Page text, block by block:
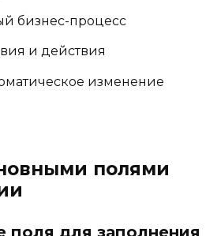
бизнес-процесс
и действия
изменение
полями
поля для заполнения